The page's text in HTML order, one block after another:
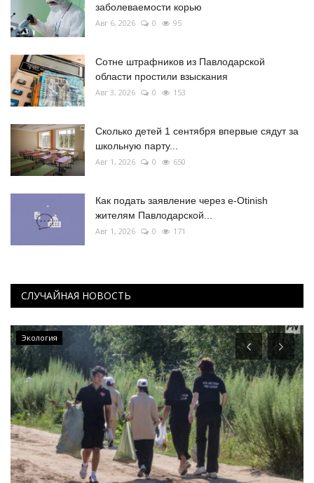
заболеваемости корью
Авг 6, 2026 0 95
Сотне штрафников из Павлодарской
области простили взыскания
Авг 3, 2026 0 153
Сколько детей 1 сентября впервые сядут за
школьную парту...
Авг 1, 2026 0 650
Как подать заявление через e-Otinish
жителям Павлодарской...
Авг 1, 2026 0 171
СЛУЧАЙНАЯ НОВОСТЬ
Экология